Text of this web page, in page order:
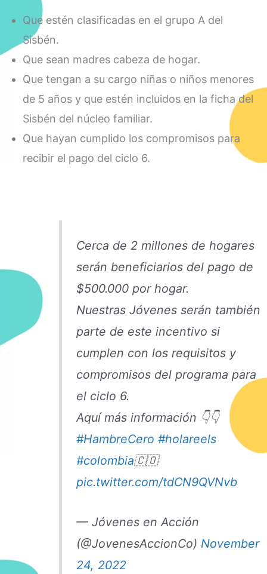
Que estén clasificadas en el grupo A del
Sisbén.
Que sean madres cabeza de hogar.
Que tengan a su cargo niñas o niños menores
de 5 años y que estén incluidos en la ficha del
Sisbén del núcleo familiar.
Que hayan cumplido los compromisos para
recibir el pago del ciclo 6.
Cerca de 2 millones de hogares
serán beneficiarios del pago de
$500.000 por hogar.
Nuestras Jóvenes serán también
parte de este incentivo si
cumplen con los requisitos y
compromisos del programa para
el ciclo 6.
Aquí más información 👇👇
#HambreCero #holareels
#colombia🇨🇴
pic.twitter.com/tdCN9QVNvb
— Jóvenes en Acción
(@JovenesAccionCo) November
24, 2022